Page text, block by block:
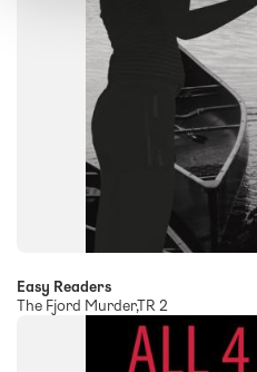
Easy Readers
The Fjord Murder,TR 2